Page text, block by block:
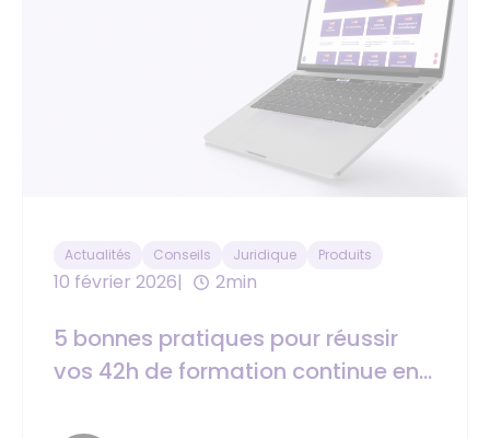
Actualités Conseils Juridique Produits
10 février 2026 2min
5 bonnes pratiques pour réussir
vos 42h de formation continue en